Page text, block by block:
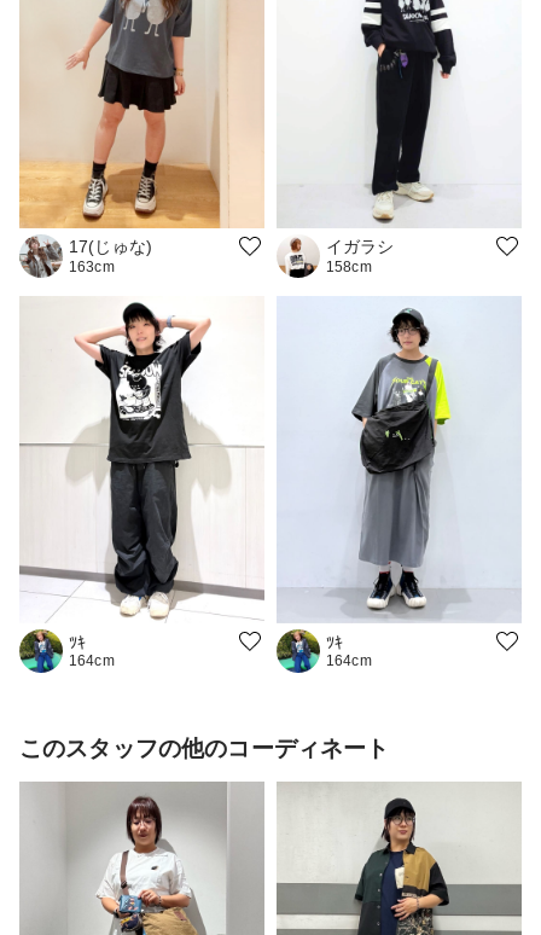
17(じゅな)
163cm
イガラシ
158cm
ﾂｷ
164cm
ﾂｷ
164cm
このスタッフの他のコーディネート